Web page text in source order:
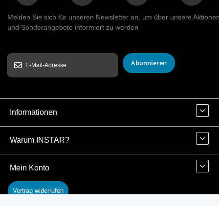
Melden Sie sich für unseren Newsletter an, um über unsere
und Sonderangebote informiert zu werden
Abonnieren
Informationen
Warum INSTAR?
Mein Konto
Vertrag widerrufen